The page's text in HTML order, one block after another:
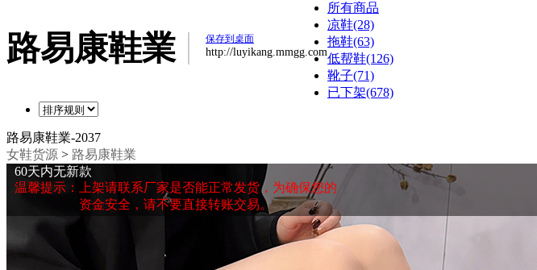
路易康鞋業 保存到桌面
http://luyikang.mmgg.com
所有商品
凉鞋(28)
拖鞋(63)
低帮鞋(126)
靴子(71)
已下架(678)
路易康鞋業-2037
女鞋货源 > 路易康鞋業
60天内无新款
温馨提示：上架请联系厂家是否能正常发货，为确保您的
资金安全，请不要直接转账交易。